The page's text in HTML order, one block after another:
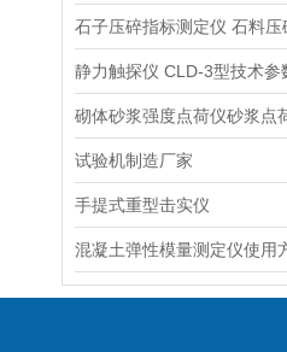
静力触探仪 CLD-3型技术参
试验机制造厂家
手提式重型击实仪
混凝土弹性模量测定仪使用